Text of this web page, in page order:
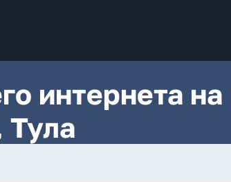
интернета на
Тула